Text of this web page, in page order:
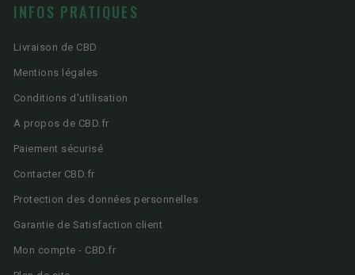
INFOS PRATIQUES
Livraison de CBD
Mentions légales
Conditions d'utilisation
A propos de CBD.fr
Paiement sécurisé
Contacter CBD.fr
Protection des données personnelles
Garantie de Satisfaction client
Mon compte - CBD.fr